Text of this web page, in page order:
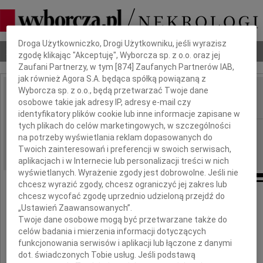
Nekrologi Odeszli Poradnik pogrzebowy
IMIĘ I NAZWISKO: Barbara Szacka
REGION: Warszawa
DATA EMISJI: 22.01.2025
Ze smutkiem przyjęliśmy wiadomość
o odejściu naszej długoletniej Przyjaciółki
Dbamy o Twoją prywatność
Droga Użytkowniczko, Drogi Użytkowniku, jeśli wyrazisz
zgodę klikając "Akceptuję", Wyborcza sp. z o.o. oraz jej
Zaufani Partnerzy, w tym [874 ] Zaufanych Partnerów IAB,
jak również Agora S.A. będąca spółką powiązaną z
Wyborcza sp. z o.o., będą przetwarzać Twoje dane
osobowe takie jak adresy IP, adresy e-mail czy
identyfikatory plików cookie lub inne informacje zapisane w
tych plikach do celów marketingowych, w szczególności
na potrzeby wyświetlania reklam dopasowanych do
Twoich zainteresowań i preferencji w swoich serwisach,
aplikacjach i w Internecie lub personalizacji treści w nich
wyświetlanych. Wyrażenie zgody jest dobrowolne. Jeśli nie
chcesz wyrazić zgody, chcesz ograniczyć jej zakres lub
chcesz wycofać zgodę uprzednio udzieloną przejdź do
„Ustawień Zaawansowanych”.
Twoje dane osobowe mogą być przetwarzane także do
celów badania i mierzenia informacji dotyczących
funkcjonowania serwisów i aplikacji lub łączone z danymi
dot. świadczonych Tobie usług. Jeśli podstawą